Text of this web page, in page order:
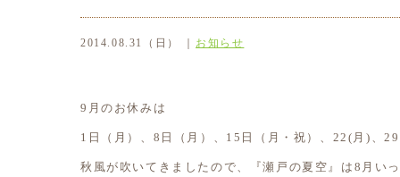
2014.08.31（日） ｜ お知らせ
9月のお休みは
1日（月）、8日（月）、15日（月・祝）、22(月)、
秋風が吹いてきましたので、『瀬戸の夏空』は8月い